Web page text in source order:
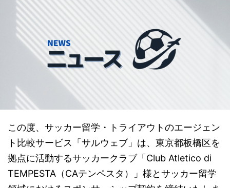
この度、サッカー留学・トライアウトのエージェン
ト比較サービス「サルウェブ」は、東京都板橋区を
拠点に活動するサッカークラブ「Club Atletico di
TEMPESTA（CAテンペスタ）」様とサッカー留学